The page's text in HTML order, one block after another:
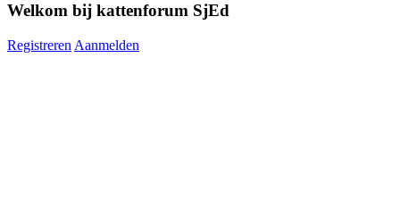
Welkom bij kattenforum SjEd
Registreren Aanmelden